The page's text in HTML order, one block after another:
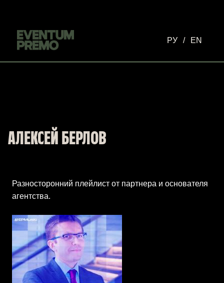
РУ / EN
АЛЕКСЕЙ БЕРЛОВ
Разносторонний плейлист от партнера и основателя
агентства.